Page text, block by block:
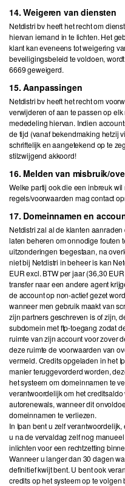
14. Weigeren van diensten
Netdistri bv heeft het recht om
hiervan iemand in te lichten. Het
klant kan eveneens tot weigering
beveiligingsbeleid te voldoen,
6669 geweigerd.
15. Aanpassingen
Netdistri bv heeft het recht om
verwijderen of aan te passen op
mededeling hiervan. Indien
de tijd (vanaf bekendmaking hetzij
schriftelijk en aangetekend op te
stilzwijgend akkoord!
16. Melden van misbruik/
Welke partij ook die een inbreuk
regels/voorwaarden mag contact
17. Domeinnamen en
Netdistri zal al de klanten
laten beheren om onnodige fouten
uitzonderingen toegestaan, na
niet bij Netdistri in beheer is kan
EUR excl. BTW per jaar (36,30
transfer naar een andere agent
de account op non-actief gezet
wanneer men gebruik maakt van
zijn partners geschreven is of zijn,
subdomein met ftp-toegang zodat
ruimte van zijn account voor zover
deze ruimte de voorwaarden van
vermeld. Credits opgeladen in het
manier teruggevorderd worden,
het systeem om domeinnamen te
verantwoordelijk om het
autorenewals, wanneer dit
domeinnamen te verliezen.
In Ipan bent u zelf
u na de vervaldag zelf nog
inlichten voor een rechtzetting
Wanneer u langer dan 30 dagen
definitief kwijt bent. U bent ook
credits op het systeem op te volgen